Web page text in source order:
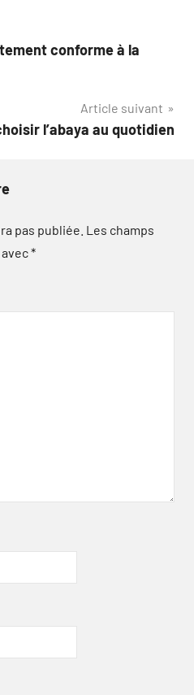
conforme à la
Article suivant
l’abaya au quotidien
pas publiée. Les champs
*